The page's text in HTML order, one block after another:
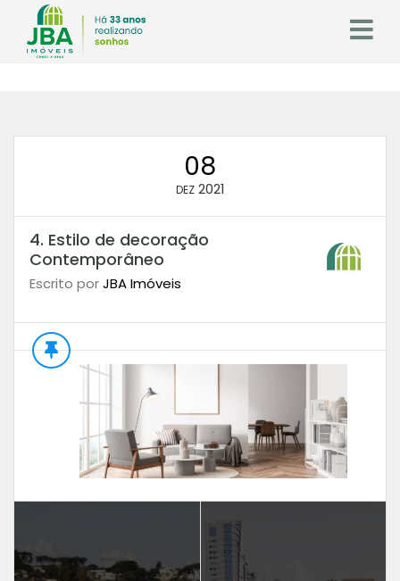
08
DEZ 2021
4. Estilo de decoração
Contemporâneo
Escrito porJBA Imóveis